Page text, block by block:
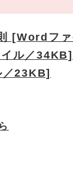
[Wordフ
ル／34KB]
23KB]